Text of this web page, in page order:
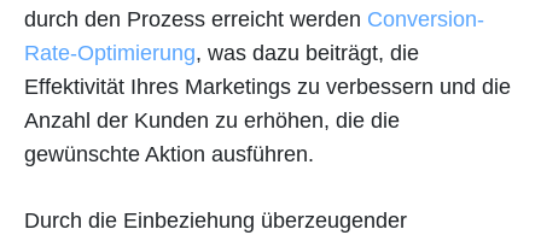
durch den Prozess erreicht werden Conversion-
Rate-Optimierung, was dazu beiträgt, die
Effektivität Ihres Marketings zu verbessern und die
Anzahl der Kunden zu erhöhen, die die
gewünschte Aktion ausführen.
Durch die Einbeziehung überzeugender